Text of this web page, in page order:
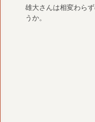
雄大さんは相変わら
うか。